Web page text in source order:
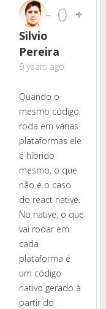
Silvio
Pereira
9 years ago
- 0
Quando o
mesmo código
roda em várias
plataformas ele
é híbrido
mesmo, o que
não é o caso
do react native.
No native, o que
vai rodar em
cada
plataforma é
um código
nativo gerado à
partir do